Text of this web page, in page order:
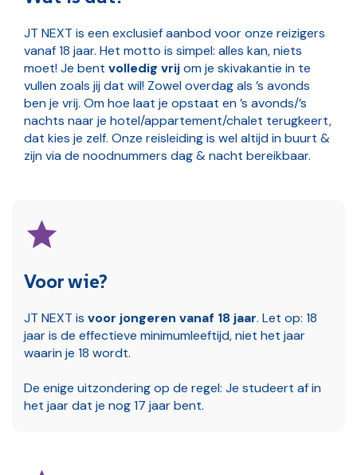
JT NEXT is een exclusief aanbod voor onze reizigers
vanaf 18 jaar. Het motto is simpel: alles kan, niets
moet! Je bent volledig vrijom je skivakantie in te
vullen zoals jij dat wil! Zowel overdag als ’s avonds
ben je vrij. Om hoe laat je opstaat en ’s avonds/’s
nachts naar je hotel/appartement/chalet terugkeert,
dat kies je zelf. Onze reisleiding is wel altijd in buurt &
zijn via de noodnummers dag & nacht bereikbaar.
Voor wie?
JT NEXT is voor jongeren vanaf 18 jaar. Let op: 18
jaar is de effectieve minimumleeftijd, niet het jaar
waarin je 18 wordt.
De enige uitzondering op de regel: Je studeert af in
het jaar dat je nog 17 jaar bent.